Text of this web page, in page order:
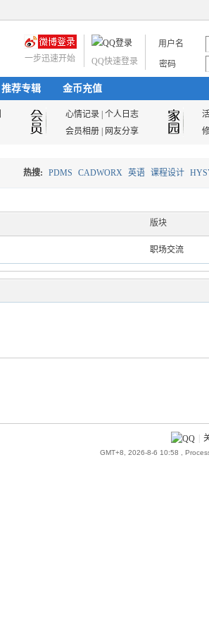
用户名
密码
QQ快速登录
一步迅速开始
推荐专辑 金币充值
心情记录 个人日志
会员相册 网友分享
热搜: PDMS CADWORX 英语 课程设计
版块
职场交流
GMT+8, 2026-8-6 10:58 ,